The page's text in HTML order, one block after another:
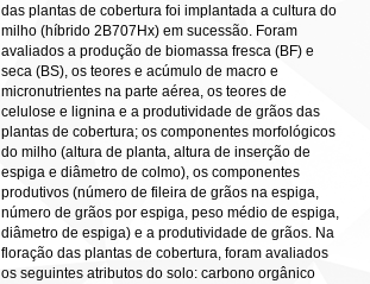
das plantas de cobertura foi implantada a cultura do
milho (híbrido 2B707Hx) em sucessão. Foram
avaliados a produção de biomassa fresca (BF) e
seca (BS), os teores e acúmulo de macro e
micronutrientes na parte aérea, os teores de
celulose e lignina e a produtividade de grãos das
plantas de cobertura; os componentes morfológicos
do milho (altura de planta, altura de inserção de
espiga e diâmetro de colmo), os componentes
produtivos (número de fileira de grãos na espiga,
número de grãos por espiga, peso médio de espiga,
diâmetro de espiga) e a produtividade de grãos. Na
floração das plantas de cobertura, foram avaliados
os seguintes atributos do solo: carbono orgânico